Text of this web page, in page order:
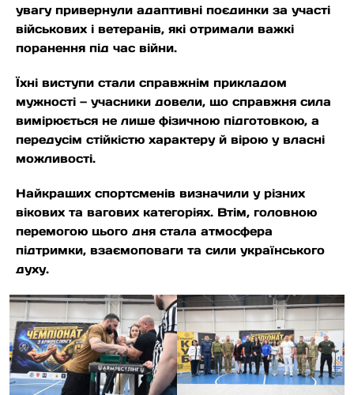
увагу привернули адаптивні поєдинки за участі
військових і ветеранів, які отримали важкі
поранення під час війни.
Їхні виступи стали справжнім прикладом
мужності — учасники довели, що справжня сила
вимірюється не лише фізичною підготовкою, а
передусім стійкістю характеру й вірою у власні
можливості.
Найкращих спортсменів визначили у різних
вікових та вагових категоріях. Втім, головною
перемогою цього дня стала атмосфера
підтримки, взаємоповаги та сили українського
духу.